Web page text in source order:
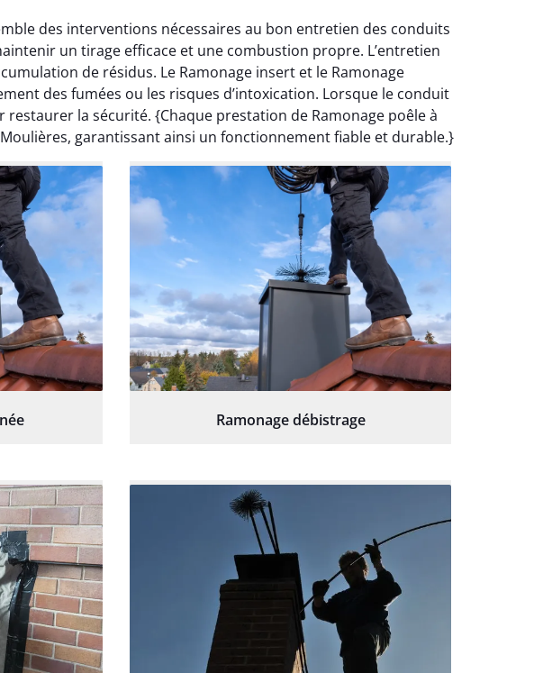
des interventions nécessaires au bon entretien des conduits
un tirage efficace et une combustion propre. L’entretien
de résidus. Le Ramonage insert et le Ramonage
des fumées ou les risques d’intoxication. Lorsque le conduit
la sécurité. {Chaque prestation de Ramonage poêle à
garantissant ainsi un fonctionnement fiable et durable.}
Ramonage débistrage